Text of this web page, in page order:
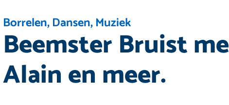
Borrelen,Dansen,Muziek
Beemster Bruist
Alain en meer.